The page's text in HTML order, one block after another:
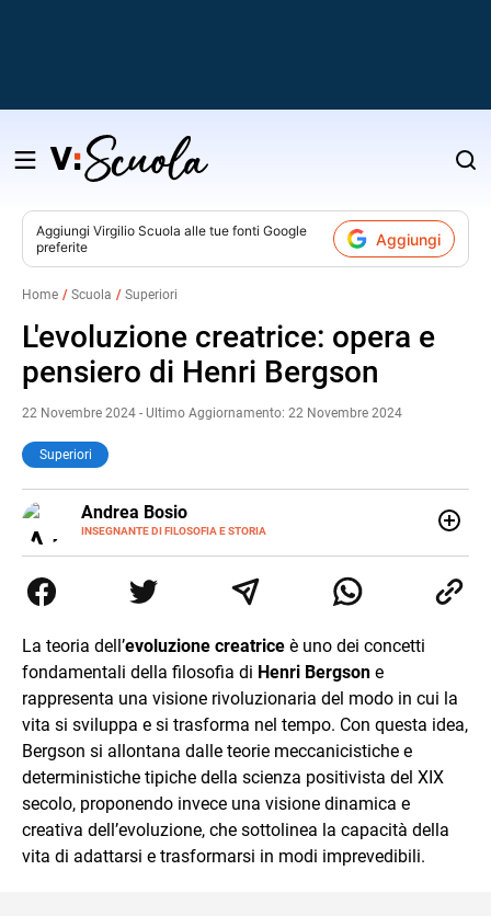
Salta
contenuto
Aggiungi Virgilio Scuola alle tue fonti Google
preferite
Aggiungi
Home Scuola Superiori
L'evoluzione creatrice: opera e
pensiero di Henri Bergson
22 Novembre 2024 - Ultimo Aggiornamento: 22 Novembre 2024
Superiori
Andrea Bosio
INSEGNANTE DI FILOSOFIA E STORIA
E-
MAIL
occupandosi di storia della comunicazione scientifica e di
storia della Chiesa. È dottorando presso la Facoltà
volume Giovani Minzoni terra incognita.
La teoria dell’evoluzione creatrice è uno dei concetti
fondamentali della filosofia di Henri Bergson e
rappresenta una visione rivoluzionaria del modo in cui la
vita si sviluppa e si trasforma nel tempo. Con questa idea,
Bergson si allontana dalle teorie meccanicistiche e
deterministiche tipiche della scienza positivista del XIX
secolo, proponendo invece una visione dinamica e
creativa dell’evoluzione, che sottolinea la capacità della
vita di adattarsi e trasformarsi in modi imprevedibili.